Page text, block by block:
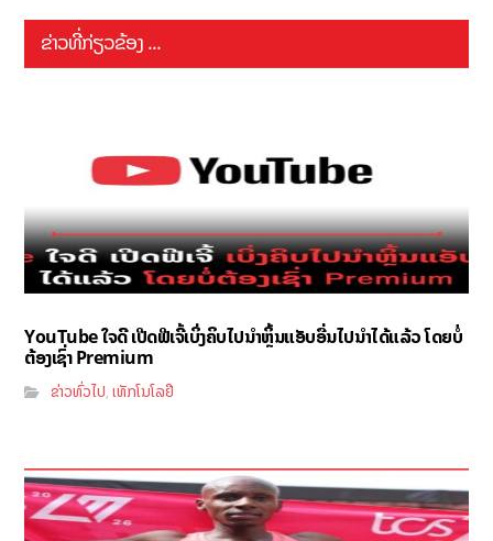
ຂ່າວທີ່ກ່ຽວຂ້ອງ ...
YouTube ໃຈດີ ເປີດຟີເຈີ້ເບິ່ງຄິບໄປນຳຫຼິ້ນແອັບອື່ນໄປນຳໄດ້ແລ້ວ ໂດຍບໍ່
ຕ້ອງເຊົ່າ Premium
ຂ່າວທົ່ວໄປ,ເທັກໂນໂລຢີ